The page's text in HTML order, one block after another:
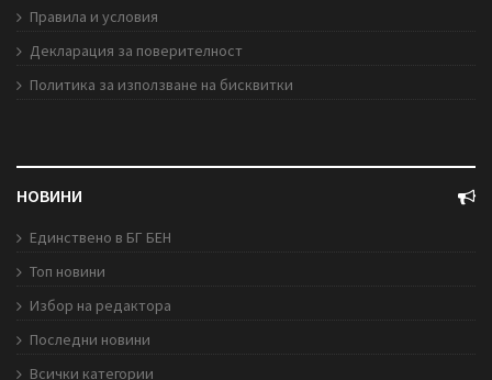
Правила и условия
Декларация за поверителност
Политика за използване на бисквитки
НОВИНИ
Единствено в БГ БЕН
Топ новини
Избор на редактора
Последни новини
Всички категории